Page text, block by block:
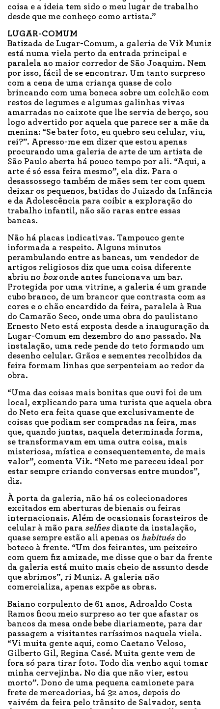
coisa e a ideia tem sido o meu lugar de trabalho
desde que me conheço como artista.”
LUGAR-COMUM
Batizada de Lugar-Comum, a galeria de Vik Muniz
está numa viela perto da entrada principal e
paralela ao maior corredor de São Joaquim. Nem
por isso, fácil de se encontrar. Um tanto surpreso
com a cena de uma criança quase de colo
brincando com uma boneca sobre um colchão com
restos de legumes e algumas galinhas vivas
amarradas no caixote que lhe servia de berço, sou
logo advertido por aquela que parece ser a mãe da
menina: “Se bater foto, eu quebro seu celular, viu,
rei?”. Apresso-me em dizer que estou apenas
procurando uma galeria de arte de um artista de
São Paulo aberta há pouco tempo por ali. “Aqui, a
arte é só essa feira mesmo”, ela diz. Para o
desassossego também de mães sem ter com quem
deixar os pequenos, batidas do Juizado da Infância
e da Adolescência para coibir a exploração do
trabalho infantil, não são raras entre essas
bancas.
Não há placas indicativas. Tampouco gente
informada a respeito. Alguns minutos
perambulando entre as bancas, um vendedor de
artigos religiosos diz que uma coisa diferente
abriu no boxonde antes funcionava um bar.
Protegida por uma vitrine, a galeria é um grande
cubo branco, de um brancor que contrasta com as
cores e o chão encardido da feira, paralela à Rua
do Camarão Seco, onde uma obra do paulistano
Ernesto Neto está exposta desde a inauguração da
Lugar-Comum em dezembro do ano passado. Na
instalação, uma rede pende do teto formando um
desenho celular. Grãos e sementes recolhidos da
feira formam linhas que serpenteiam ao redor da
obra.
“Uma das coisas mais bonitas que ouvi foi de um
local, explicando para uma turista que aquela obra
do Neto era feita quase que exclusivamente de
coisas que podiam ser compradas na feira, mas
que, quando juntas, naquela determinada forma,
se transformavam em uma outra coisa, mais
misteriosa, mística e consequentemente, de mais
valor”, comenta Vik. “Neto me pareceu ideal por
estar sempre criando conversas entre mundos”,
diz.
À porta da galeria, não há os colecionadores
excitados em aberturas de bienais ou feiras
internacionais. Além de ocasionais forasteiros de
celular à mão para selfies diante da instalação,
quase sempre estão ali apenas os habitués do
boteco à frente. “Um dos feirantes, um peixeiro
com quem fiz amizade, me disse que o bar da frente
da galeria está muito mais cheio de assunto desde
que abrimos”, ri Muniz. A galeria não
comercializa, apenas expõe as obras.
Baiano corpulento de 61 anos, Adroaldo Costa
Ramos ficou meio surpreso ao ter que afastar os
bancos da mesa onde bebe diariamente, para dar
passagem a visitantes raríssimos naquela viela.
“Vi muita gente aqui, como Caetano Veloso,
Gilberto Gil, Regina Casé. Muita gente vem de
fora só para tirar foto. Todo dia venho aqui tomar
minha cervejinha. No dia que não vier, estou
morto”. Dono de uma pequena camionete para
frete de mercadorias, há 32 anos, depois do
vaivém da feira pelo trânsito de Salvador, senta